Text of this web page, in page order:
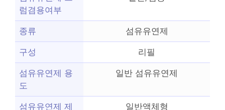
럼겸용여부
종류 섬유유연제
구성 리필
섬유유연제 용
도
일반 섬유유연제
섬유유연제 제
일반액체형